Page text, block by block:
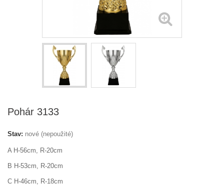
Pohár 3133
Stav: nové (nepoužité)
A H-56cm, R-20cm
B H-53cm, R-20cm
C H-46cm, R-18cm